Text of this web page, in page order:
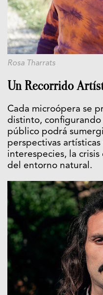
Rosa Tharrats
Un Recorrido
Cada microópera se
distinto,
público podrá
perspectivas
interespecies, la
del entorno natural.